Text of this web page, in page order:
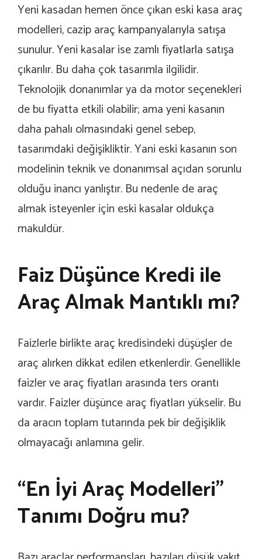
Yeni kasadan hemen önce çıkan eski kasa araç
modelleri, cazip araç kampanyalarıyla satışa
sunulur. Yeni kasalar ise zamlı fiyatlarla satışa
çıkarılır. Bu daha çok tasarımla ilgilidir.
Teknolojik donanımlar ya da motor seçenekleri
de bu fiyatta etkili olabilir; ama yeni kasanın
daha pahalı olmasındaki genel sebep,
tasarımdaki değişikliktir. Yani eski kasanın son
modelinin teknik ve donanımsal açıdan sorunlu
olduğu inancı yanlıştır. Bu nedenle de araç
almak isteyenler için eski kasalar oldukça
makuldür.
Faiz Düşünce Kredi ile
Araç Almak Mantıklı mı?
Faizlerle birlikte araç kredisindeki düşüşler de
araç alırken dikkat edilen etkenlerdir. Genellikle
faizler ve araç fiyatları arasında ters orantı
vardır. Faizler düşünce araç fiyatları yükselir. Bu
da aracın toplam tutarında pek bir değişiklik
olmayacağı anlamına gelir.
“En İyi Araç Modelleri”
Tanımı Doğru mu?